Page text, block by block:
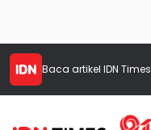
Baca artikel IDN Times